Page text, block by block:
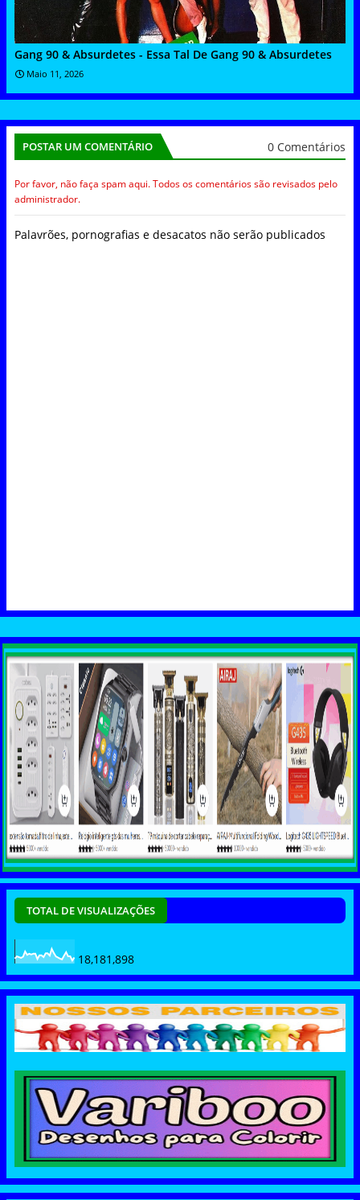
Gang 90 & Absurdetes - Essa Tal De Gang 90 & Absurdetes
Maio 11, 2026
POSTAR UM COMENTÁRIO 0 Comentários
Por favor, não faça spam aqui. Todos os comentários são revisados pelo
administrador.
Palavrões, pornografias e desacatos não serão publicados
TOTAL DE VISUALIZAÇÕES
18,181,898